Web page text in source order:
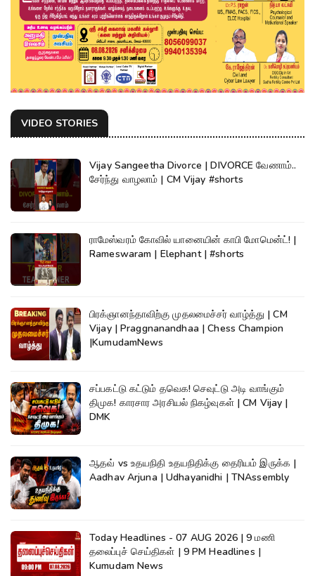
VIDEO STORIES
Vijay Sangeetha Divorce | DIVORCE வேணாம்..
சேர்ந்து வாழலாம் | CM Vijay #shorts
ராமேஸ்வரம் கோவில் யானையின் காபி மோமென்ட்! |
Rameswaram | Elephant | #shorts
பிரக்ஞானந்தாவிற்கு முதலமைச்சர் வாழ்த்து | CM
Vijay | Praggnanandhaa | Chess Champion
|KumudamNews
சப்பகட்டு கட்டும் தவெக! செவுட்டு அடி வாங்கும்
திமுக! காரசார அரசியல் நிகழ்வுகள் | CM Vijay |
DMK
ஆதவ் vs உதயநிதி உதயநிதிக்கு தைரியம் இருக்க |
Aadhav Arjuna | Udhayanidhi | TNAssembly
Today Headlines - 07 AUG 2026 | 9 மணி
தலைப்புச் செய்திகள் | 9 PM Headlines |
Kumudam News